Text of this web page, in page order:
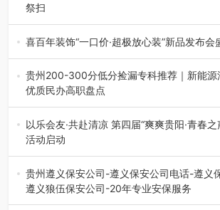
祭扫
八一建军节到来之际，由贵州省退役军人事
市退役军人事务局联合贵州广电…
喜百年装饰“一口价·超极放心装”新品发布会
2026年7月31日，喜百年装饰“一口价·超极
会在贵阳隆重举行。…
贵州200-300分低分捡漏专科推荐｜新能源
优质民办高职盘点
在贵州省高考志愿填报体系中，200至300
的省内工科、新能源汽车…
以乐会友·共赴清凉 第四届“爽爽贵阳·青春
活动启动
七月的贵阳，清风送爽，第四届“爽爽贵阳·
弦乐（合唱）艺术交流活动…
贵州遵义保安公司-遵义保安公司电话-遵义
遵义狼伍保安公司-20年专业安保服务
在遵义，不管是企业园区运营、小区物业管